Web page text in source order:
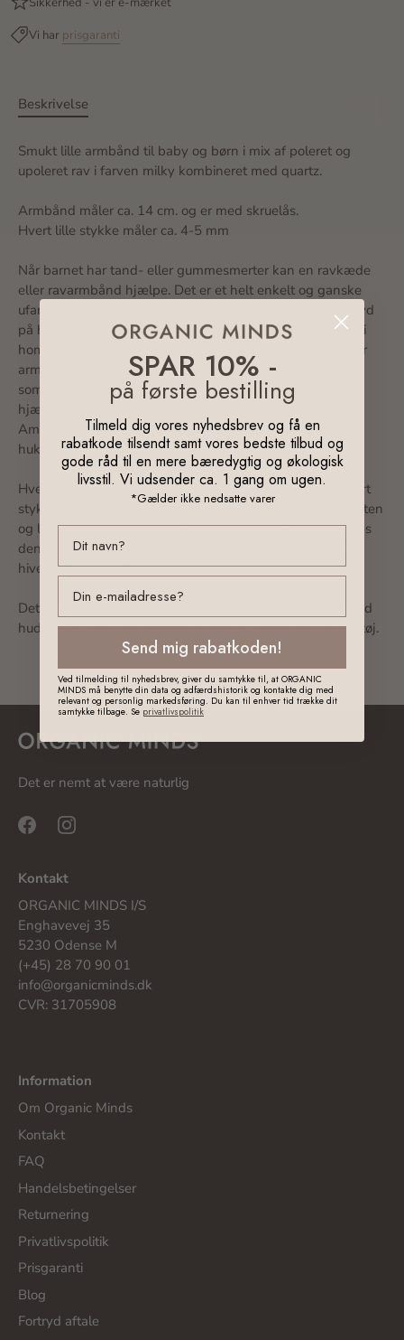
Vi har prisgaranti
Beskrivelse
Smukt lille armbånd til baby og børn i mix af poleret og
upoleret rav i farven milky kombineret med quartz.
Armbånd måler ca. 14 cm. og er med skruelås.
Hvert lille stykke måler ca. 4-5 mm
Når barnet har tand- eller gummesmerter kan en ravkæde
eller ravarmbånd hjælpe. Det er et helt enkelt og ganske
ufarligt råd, som ikke (endnu) er så kendt her i Norden. Syd
på hævdes det, at rav har en antiinflammatorisk virkning i
homøopatisk form og når barnet har en ravhalskæde eller
armbånd mod huden kan det lindre de ubehageligheder
som barnet har ved tandfrembrud. Nogle siger, at at også
hjælper mod ørepiner.
Ametyst siges at give både mod, klogskab og styrke
hukommelsen..
Hvert armbånd er helt unik og kan variere i farverne. Hvert
stykke rav eller sten er bundet med knude mellem hver sten
og låsen er en pop-op lås, så hives der i halskæden, åbnes
den. På armbåndene er der skruelås, så de små ikke kan
hive armbåndet af.
Det er meningen, halskæden og armbånd skal lægge mod
huden. Det skal IKKE forvekles med et stykke tygge legetøj.
Det er nemt at være naturlig
Kontakt
ORGANIC MINDS I/S
Enghavevej 35
5230 Odense M
(+45) 28 70 90 01
info@organicminds.dk
CVR: 31705908
Information
Om Organic Minds
Kontakt
FAQ
Handelsbetingelser
Returnering
Privatlivspolitik
Prisgaranti
Blog
Fortryd aftale
SPAR 10% -
på første bestilling
Tilmeld dig vores nyhedsbrev og få en
rabatkode tilsendt samt vores bedste tilbud og
gode råd til en mere bæredygtig og økologisk
livsstil. Vi udsender ca. 1 gang om ugen.
*Gælder ikke nedsatte varer
Send mig rabatkoden!
Ved tilmelding til nyhedsbrev, giver du samtykke til, at ORGANIC
MINDS må benytte din data og adfærdshistorik og kontakte dig med
relevant og personlig markedsføring. Du kan til enhver tid trække dit
samtykke tilbage. Se privatlivspolitik